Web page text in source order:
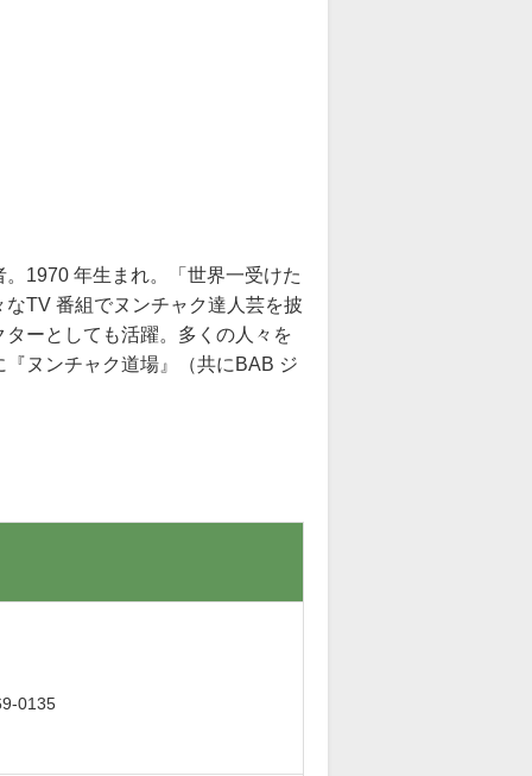
1970 年生まれ。「世界一受けた
TV 番組でヌンチャク達人芸を披
ーとしても活躍。多くの人々を
ヌンチャク道場』（共にBAB ジ
0135